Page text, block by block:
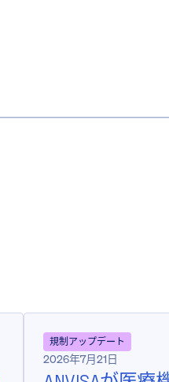
規制アップデート
2026年7月21日